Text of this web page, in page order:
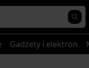
Gadżety i elektronika